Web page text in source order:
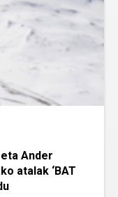
Ander
atalak ‘BAT